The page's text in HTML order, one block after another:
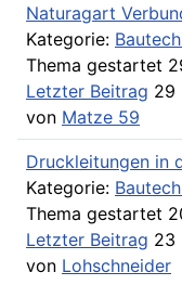
Naturagart
Kategorie:
Thema gestartet
Letzter Beitrag 29
von Matze 59
Druckleitungen in
Kategorie:
Thema gestartet
Letzter Beitrag 23
von Lohschneider